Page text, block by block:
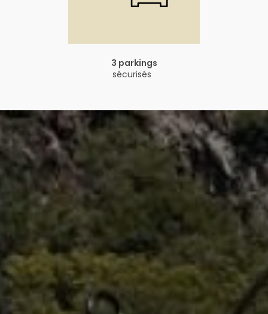
3 parkings
sécurisés